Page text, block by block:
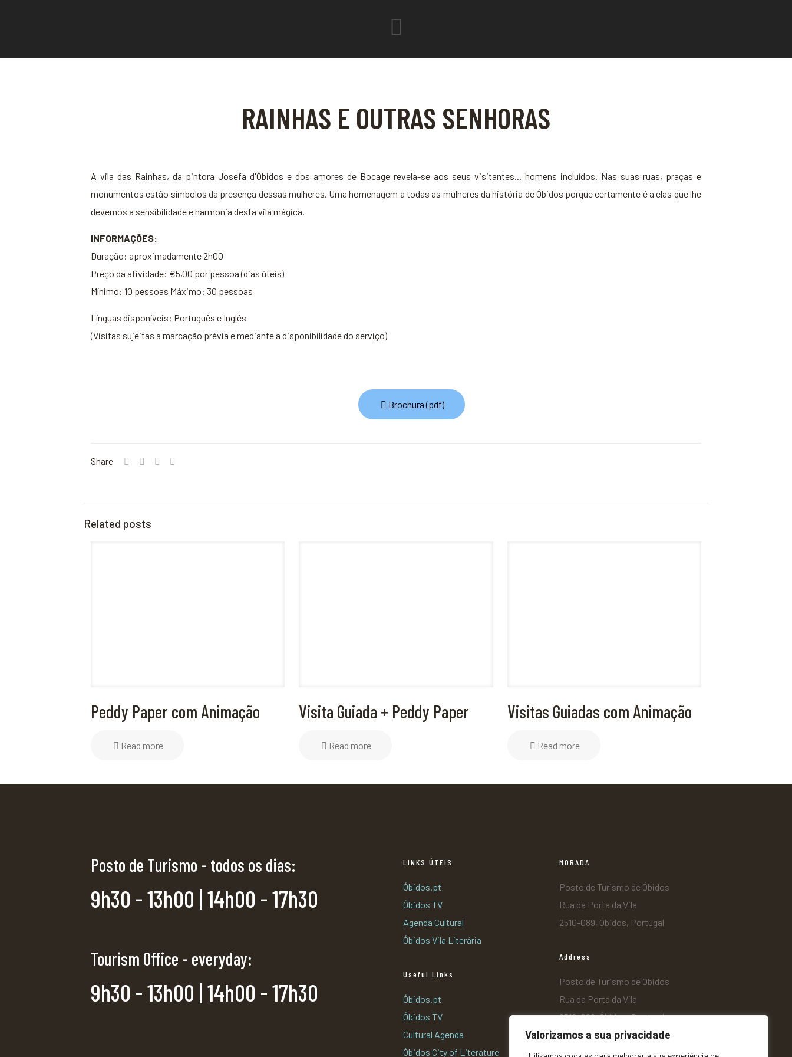
Valorizamos a sua privacidade
RAINHAS E OUTRAS SENHORAS
A vila das Rainhas, da pintora Josefa d'Óbidos e dos amores de Bocage revela-se aos seus visitantes... homens incluídos. Nas suas ruas, praças e
monumentos estão símbolos da presença dessas mulheres. Uma homenagem a todas as mulheres da história de Óbidos porque certamente é a elas que lhe
devemos a sensibilidade e harmonia desta vila mágica.
INFORMAÇÕES:
Duração: aproximadamente 2h00
Preço da atividade: €5,00 por pessoa (dias úteis)
Mínimo: 10 pessoas Máximo: 30 pessoas
Línguas disponíveis: Português e Inglês
(Visitas sujeitas a marcação prévia e mediante a disponibilidade do serviço)
Brochura (pdf)
Share
Related posts
Peddy Paper com Animação
Read more
Visita Guiada + Peddy Paper
Read more
Visitas Guiadas com Animação
Read more
Posto de Turismo - todos os dias:
9h30 - 13h00 | 14h00 - 17h30
Tourism Office - everyday:
9h30 - 13h00 | 14h00 - 17h30
LINKS ÚTEIS
Óbidos.pt
Óbidos TV
Agenda Cultural
Óbidos Vila Literária
Useful Links
Óbidos.pt
Óbidos TV
Cultural Agenda
Óbidos City of Literature
MORADA
Posto de Turismo de Óbidos
Rua da Porta da Vila
2510-089, Óbidos, Portugal
Address
Posto de Turismo de Óbidos
Rua da Porta da Vila
2510-089, Óbidos, Portugal